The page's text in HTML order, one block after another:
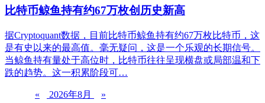
比特币鲸鱼持有约67万枚创历史新高
据Cryptoquant数据，目前比特币鲸鱼持有约67万枚比特币，这
是有史以来的最高值。毫无疑问，这是一个乐观的长期信号。
当鲸鱼持有量处于高位时，比特币往往呈现横盘或局部温和下
跌的趋势。这一积累阶段可…
« 2026年8月 »